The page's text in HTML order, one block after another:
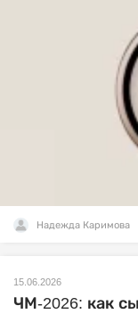
Надежда Каримова
15.06.2026
ЧМ-2026: как